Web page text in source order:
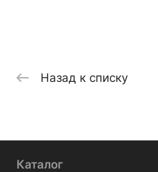
Назад к списку
Каталог